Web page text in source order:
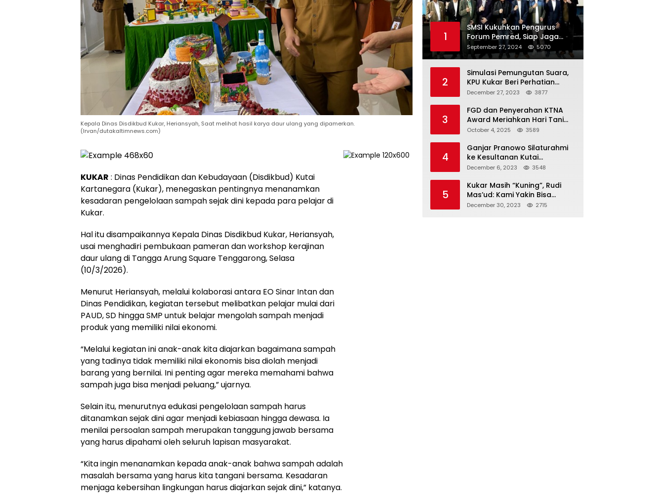
Kepala Dinas Disdikbud Kukar, Heriansyah, Saat melihat hasil karya daur ulang yang dipamerkan.
(Irvan/dutakaltimnews.com)
KUKAR : Dinas Pendidikan dan Kebudayaan (Disdikbud) Kutai
Kartanegara (Kukar), menegaskan pentingnya menanamkan
kesadaran pengelolaan sampah sejak dini kepada para pelajar di
Kukar.
Hal itu disampaikannya Kepala Dinas Disdikbud Kukar, Heriansyah,
usai menghadiri pembukaan pameran dan workshop kerajinan
daur ulang di Tangga Arung Square Tenggarong, Selasa
(10/3/2026).
Menurut Heriansyah, melalui kolaborasi antara EO Sinar Intan dan
Dinas Pendidikan, kegiatan tersebut melibatkan pelajar mulai dari
PAUD, SD hingga SMP untuk belajar mengolah sampah menjadi
produk yang memiliki nilai ekonomi.
“Melalui kegiatan ini anak-anak kita diajarkan bagaimana sampah
yang tadinya tidak memiliki nilai ekonomis bisa diolah menjadi
barang yang bernilai. Ini penting agar mereka memahami bahwa
sampah juga bisa menjadi peluang,” ujarnya.
Selain itu, menurutnya edukasi pengelolaan sampah harus
ditanamkan sejak dini agar menjadi kebiasaan hingga dewasa. Ia
menilai persoalan sampah merupakan tanggung jawab bersama
yang harus dipahami oleh seluruh lapisan masyarakat.
“Kita ingin menanamkan kepada anak-anak bahwa sampah adalah
masalah bersama yang harus kita tangani bersama. Kesadaran
menjaga kebersihan lingkungan harus diajarkan sejak dini,” katanya.
1
SMSI Kukuhkan Pengurus
Forum Pemred, Siap Jaga
Kualitas Media Daring di
Indonesia
September 27, 2024 5070
2
Simulasi Pemungutan Suara,
KPU Kukar Beri Perhatian
Penyandang Disabilitas
December 27, 2023 3877
3
FGD dan Penyerahan KTNA
Award Meriahkan Hari Tani
Nasional di Kukar
October 4, 2025 3589
4
Ganjar Pranowo Silaturahmi
ke Kesultanan Kutai
Kartanegara
December 6, 2023 3548
5
Kukar Masih “Kuning”, Rudi
Mas’ud: Kami Yakin Bisa
Menang di Pemilu 2024
December 30, 2023 2715